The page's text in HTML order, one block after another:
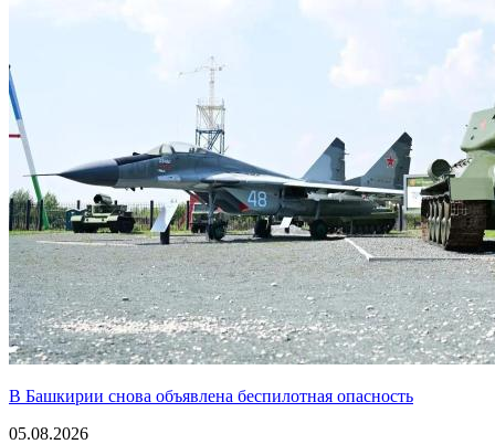
В Башкирии снова объявлена беспилотная опасность
05.08.2026